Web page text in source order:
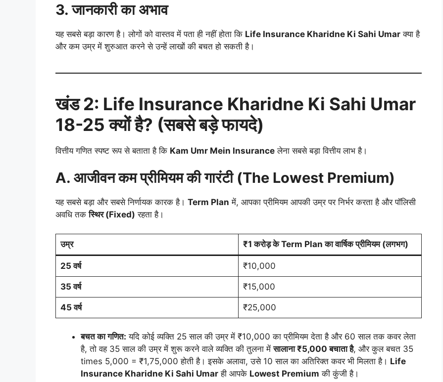
3.जानकारी का अभाव
यह सबसे बड़ा कारण है। लोगों को वास्तव में पता ही नहीं होता कि Life Insurance Kharidne Ki Sahi Umar क्या है
और कम उम्र में शुरुआत करने से उन्हें लाखों की बचत हो सकती है।
खंड2: Life Insurance Kharidne Ki Sahi Umar
18-25क्यों है? (सबसे बड़े फायदे)
वित्तीय गणित स्पष्ट रूप से बताता है कि Kam Umr Mein Insurance लेना सबसे बड़ा वित्तीय लाभ है।
A. आजीवन कम प्रीमियम की गारंटी (The Lowest Premium)
यह सबसे बड़ा और सबसे निर्णायक कारक है। Term Plan में, आपका प्रीमियम आपकी उम्र पर निर्भर करता है और पॉलिसी
अवधि तकस्थिर (Fixed) रहता है।
उम्र ₹1करोड़ केTerm Planका वार्षिक प्रीमियम (लगभग)
25वर्ष ₹10,000
35वर्ष ₹15,000
45वर्ष ₹25,000
बचत का गणित: यदि कोई व्यक्ति 25 साल की उम्र में ₹10,000 का प्रीमियम देता है और 60 साल तक कवर लेता
है, तो वह 35 साल की उम्र में शुरू करने वाले व्यक्ति की तुलना मेंसालाना ₹5,000 बचाता है, और कुल बचत 35
times 5,000 = ₹1,75,000 होती है। इसके अलावा, उसे 10 साल का अतिरिक्त कवर भी मिलता है। Life
Insurance Kharidne Ki Sahi Umar ही आपके Lowest Premium की कुंजी है।